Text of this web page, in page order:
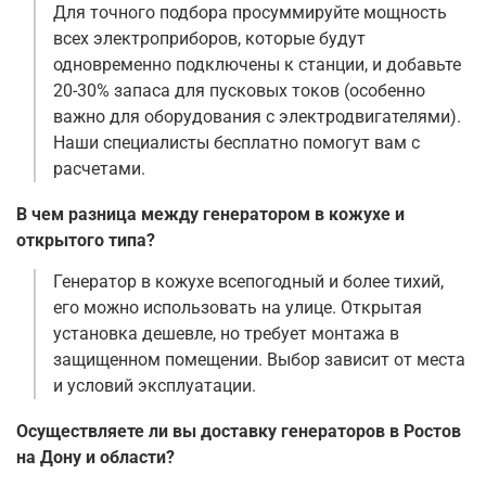
Для точного подбора просуммируйте мощность
всех электроприборов, которые будут
одновременно подключены к станции, и добавьте
20-30% запаса для пусковых токов (особенно
важно для оборудования с электродвигателями).
Наши специалисты бесплатно помогут вам с
расчетами.
В чем разница между генератором в кожухе и
открытого типа?
Генератор в кожухе всепогодный и более тихий,
его можно использовать на улице. Открытая
установка дешевле, но требует монтажа в
защищенном помещении. Выбор зависит от места
и условий эксплуатации.
Осуществляете ли вы доставку генераторов в Ростов
на Дону и области?